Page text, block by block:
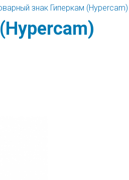
знак Гиперкам (Hypercam)